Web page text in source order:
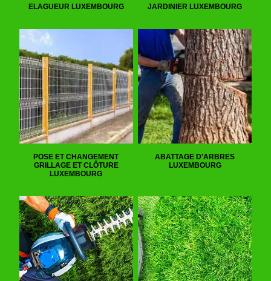
ELAGUEUR LUXEMBOURG JARDINIER LUXEMBOURG
POSE ET CHANGEMENT
GRILLAGE ET CLÔTURE
LUXEMBOURG
ABATTAGE D'ARBRES
LUXEMBOURG